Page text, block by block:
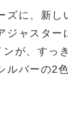
ズに、新し
ジャスター
が、すっ
ルバーの2色